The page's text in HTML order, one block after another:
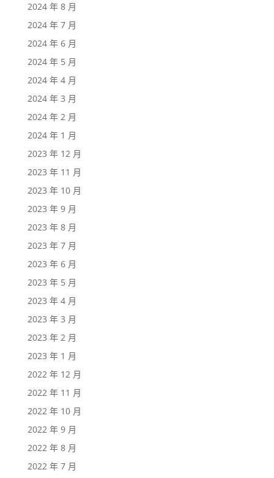
2024 年 8 月
2024 年 7 月
2024 年 6 月
2024 年 5 月
2024 年 4 月
2024 年 3 月
2024 年 2 月
2024 年 1 月
2023 年 12 月
2023 年 11 月
2023 年 10 月
2023 年 9 月
2023 年 8 月
2023 年 7 月
2023 年 6 月
2023 年 5 月
2023 年 4 月
2023 年 3 月
2023 年 2 月
2023 年 1 月
2022 年 12 月
2022 年 11 月
2022 年 10 月
2022 年 9 月
2022 年 8 月
2022 年 7 月